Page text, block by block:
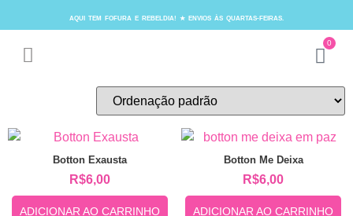
AQUI TEM FOFURA E REBELDIA! ★ ENVIOS ÀS QUARTAS-FEIRAS.
0
Botton Exausta
R$6,00
ADICIONAR AO CARRINHO
Botton Me Deixa
R$6,00
ADICIONAR AO CARRINHO